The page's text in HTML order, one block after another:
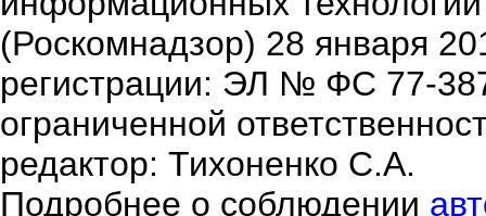
(Роскомнадзор) 28 января
регистрации: ЭЛ № ФС 77-
ограниченной
редактор: Тихоненко С.А.
Подробнее о соблюдении